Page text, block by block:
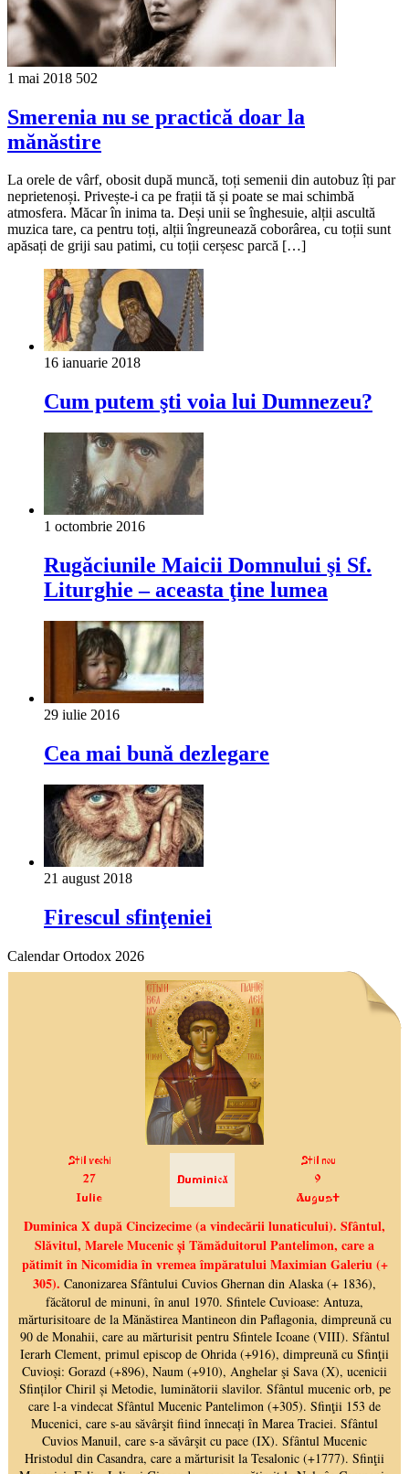
1 mai 2018 502
Smerenia nu se practică doar la
mănăstire
La orele de vârf, obosit după muncă, toți semenii din autobuz îți par
neprietenoși. Privește-i ca pe frații tă și poate se mai schimbă
atmosfera. Măcar în inima ta. Deși unii se înghesuie, alții ascultă
muzica tare, ca pentru toți, alții îngreunează coborârea, cu toții sunt
apăsați de griji sau patimi, cu toții cerșesc parcă […]
16 ianuarie 2018
Cum putem şti voia lui Dumnezeu?
1 octombrie 2016
Rugăciunile Maicii Domnului şi Sf.
Liturghie – aceasta ţine lumea
29 iulie 2016
Cea mai bună dezlegare
21 august 2018
Firescul sfinţeniei
Calendar Ortodox 2026